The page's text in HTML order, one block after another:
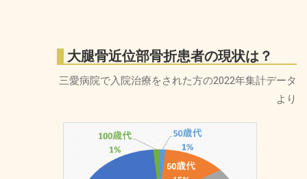
大腿骨近位部骨折患者の現状は？
三愛病院で入院治療をされた方の2022年集計データ
より